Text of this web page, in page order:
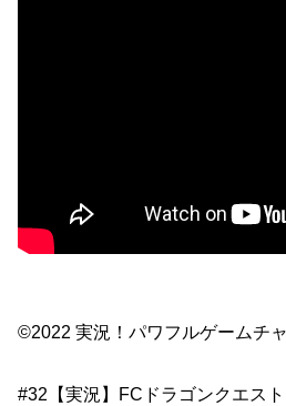
©2022 実況！パワフルゲームチ
#32【実況】FCドラゴンクエス